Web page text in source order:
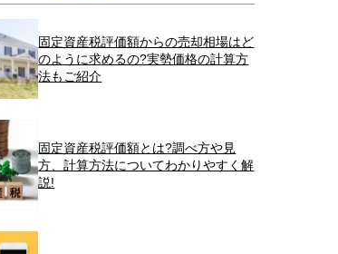
固定資産税評価額からの売却相場はど
のように求めるの?実勢価格の計算方
法もご紹介
固定資産税評価額とは?調べ方や見
方、計算方法についてわかりやすく解
説!